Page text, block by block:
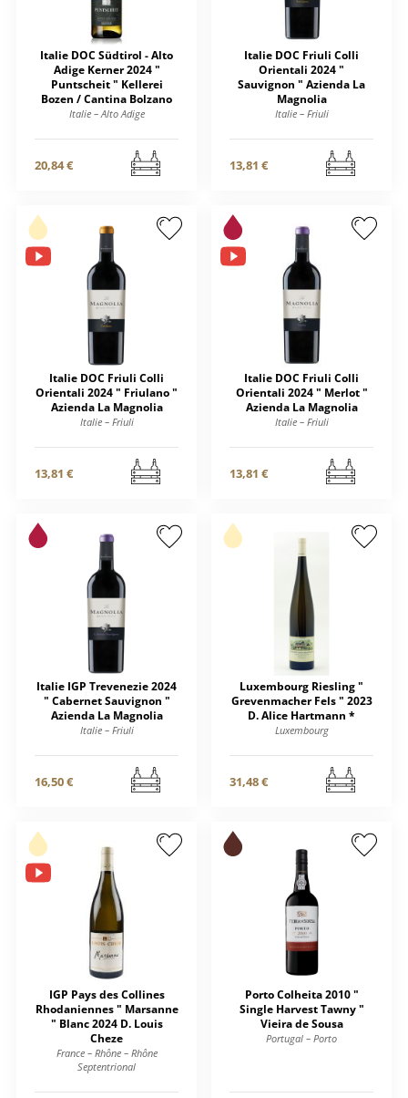
Italie DOC Südtirol - Alto
Adige Kerner 2024 "
Puntscheit " Kellerei
Bozen / Cantina Bolzano
Italie – Alto Adige
20,84 €
Italie DOC Friuli Colli
Orientali 2024 "
Sauvignon " Azienda La
Magnolia
Italie – Friuli
13,81 €
Italie DOC Friuli Colli
Orientali 2024 " Friulano "
Azienda La Magnolia
Italie – Friuli
13,81 €
Italie DOC Friuli Colli
Orientali 2024 " Merlot "
Azienda La Magnolia
Italie – Friuli
13,81 €
Italie IGP Trevenezie 2024
" Cabernet Sauvignon "
Azienda La Magnolia
Italie – Friuli
16,50 €
Luxembourg Riesling "
Grevenmacher Fels " 2023
D. Alice Hartmann *
Luxembourg
31,48 €
IGP Pays des Collines
Rhodaniennes " Marsanne
" Blanc 2024 D. Louis
Cheze
France – Rhône – Rhône
Septentrional
Porto Colheita 2010 "
Single Harvest Tawny "
Vieira de Sousa
Portugal – Porto